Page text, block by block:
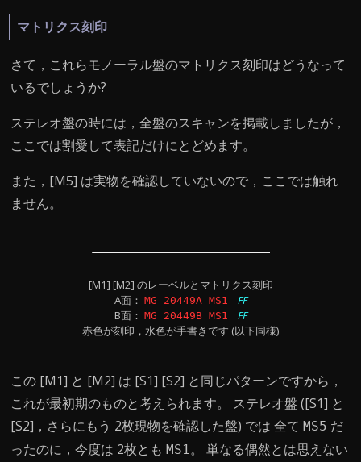
マトリクス刻印
さて，これらモノーラル盤のマトリクス刻印はどうなって
いるでしょうか?
ステレオ盤の時には，全盤のスキャンを掲載しましたが，
ここでは割愛して表記だけにとどめます。
また，[M5] は実物を確認していないので，ここでは触れ
ません。
[M1] [M2] のレーベルとマトリクス刻印
A面： MG 20449A MS1
FF
B面： MG 20449B MS1
FF
赤色が刻印，水色が手書きです (以下同様)
この [M1] と [M2] は [S1] [S2] と同じパターンですから，
これが最初期のものと考えられます。 ステレオ盤 ([S1] と
[S2]，さらにもう 2枚現物を確認した盤) では 全て MS5 だ
ったのに，今度は 2枚とも MS1 。 単なる偶然とは思えない